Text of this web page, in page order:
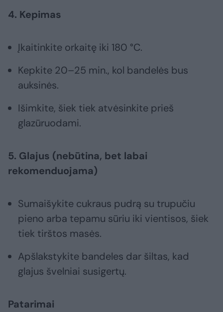
4. Kepimas
Įkaitinkite orkaitę iki 180 °C.
Kepkite 20–25 min., kol bandelės bus
auksinės.
Išimkite, šiek tiek atvėsinkite prieš
glazūruodami.
5. Glajus (nebūtina, bet labai
rekomenduojama)
Sumaišykite cukraus pudrą su trupučiu
pieno arba tepamu sūriu iki vientisos, šiek
tiek tirštos masės.
Apšlakstykite bandeles dar šiltas, kad
glajus švelniai susigertų.
Patarimai